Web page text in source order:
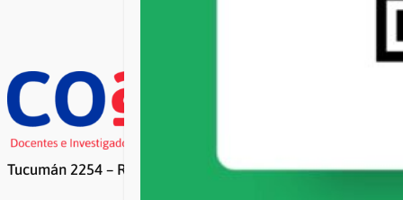
Tucumán 2254 – Rosario